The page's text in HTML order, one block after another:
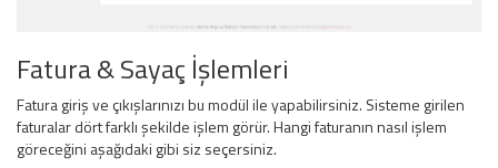
Fatura & Sayaç İşlemleri
Fatura giriş ve çıkışlarınızı bu modül ile yapabilirsiniz. Sisteme girilen
faturalar dört farklı şekilde işlem görür. Hangi faturanın nasıl işlem
göreceğini aşağıdaki gibi siz seçersiniz.